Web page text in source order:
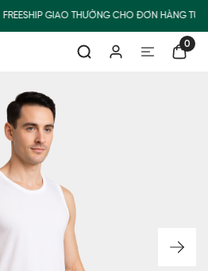
FREESHIP GIAO THƯỜNG CHO ĐƠN HÀNG TỪ
0